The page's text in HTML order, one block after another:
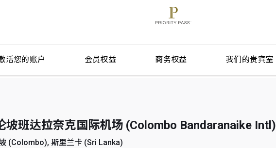
活您的账户 会员权益 商务权益 我们的贵宾室
坡班达拉奈克国际机场 (Colombo Bandaranaike Intl)
(Colombo), 斯里兰卡 (Sri Lanka)